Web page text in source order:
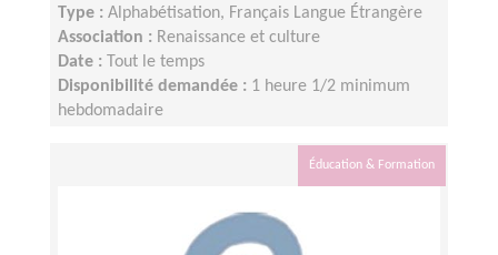
Type : Alphabétisation, Français Langue Étrangère
Association : Renaissance et culture
Date :
Tout le temps
Disponibilité demandée : 1 heure 1/2 minimum
hebdomadaire
Éducation & Formation